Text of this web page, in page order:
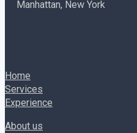
Manhattan, New York
Home
Services
Experience
About us